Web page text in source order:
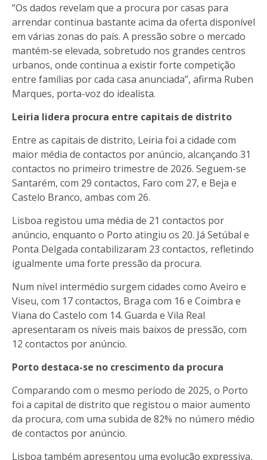
“Os dados revelam que a procura por casas para
arrendar continua bastante acima da oferta disponível
em várias zonas do país. A pressão sobre o mercado
mantém-se elevada, sobretudo nos grandes centros
urbanos, onde continua a existir forte competição
entre famílias por cada casa anunciada”, afirma Ruben
Marques, porta-voz do idealista.
Leiria lidera procura entre capitais de distrito
Entre as capitais de distrito, Leiria foi a cidade com
maior média de contactos por anúncio, alcançando 31
contactos no primeiro trimestre de 2026. Seguem-se
Santarém, com 29 contactos, Faro com 27, e Beja e
Castelo Branco, ambas com 26.
Lisboa registou uma média de 21 contactos por
anúncio, enquanto o Porto atingiu os 20. Já Setúbal e
Ponta Delgada contabilizaram 23 contactos, refletindo
igualmente uma forte pressão da procura.
Num nível intermédio surgem cidades como Aveiro e
Viseu, com 17 contactos, Braga com 16 e Coimbra e
Viana do Castelo com 14. Guarda e Vila Real
apresentaram os níveis mais baixos de pressão, com
12 contactos por anúncio.
Porto destaca-se no crescimento da procura
Comparando com o mesmo período de 2025, o Porto
foi a capital de distrito que registou o maior aumento
da procura, com uma subida de 82% no número médio
de contactos por anúncio.
Lisboa também apresentou uma evolução expressiva,